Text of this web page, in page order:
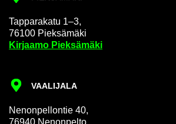
Tap­pa­ra­ka­tu 1–3,
76100 Piek­sä­mä­ki
Kir­jaa­mo Piek­sä­mä­ki
VAA­LI­JA­LA
Ne­non­pel­lon­tie 40,